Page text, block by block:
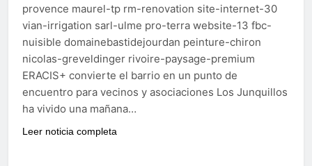
provence maurel-tp rm-renovation site-internet-30
vian-irrigation sarl-ulme pro-terra website-13 fbc-
nuisible domainebastidejourdan peinture-chiron
nicolas-greveldinger rivoire-paysage-premium
ERACIS+ convierte el barrio en un punto de
encuentro para vecinos y asociaciones Los Junquillos
ha vivido una mañana…
Leer noticia completa